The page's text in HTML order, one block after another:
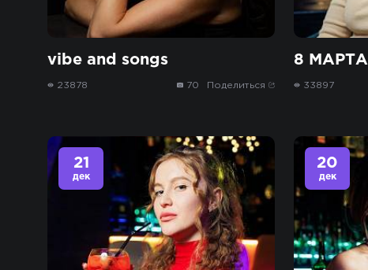
vibe and songs
23878 70 Поделиться
8 МАРТА
33897
21
дек
20
дек